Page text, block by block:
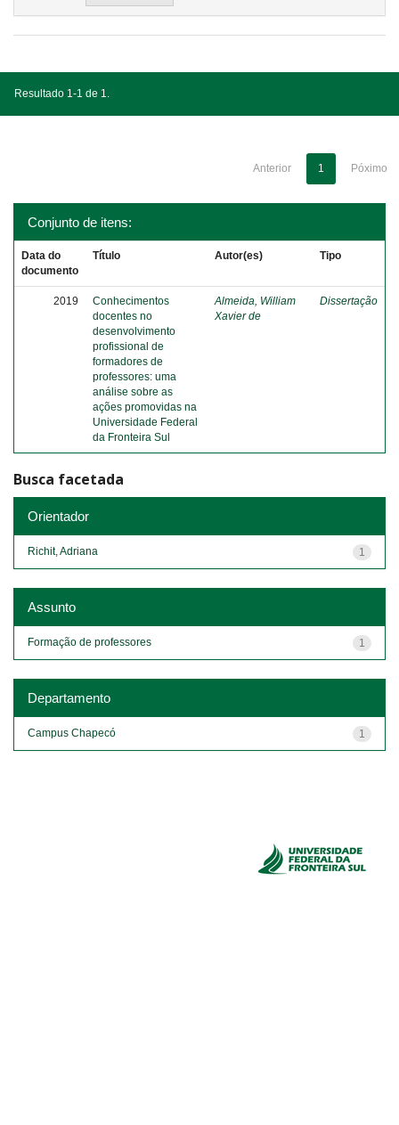
Resultado 1-1 de 1.
Anterior 1 Póximo
Conjunto de itens:
Data do
documento
Título Autor(es) Tipo
2019
Conhecimentos
docentes no
desenvolvimento
profissional de
formadores de
professores: uma
análise sobre as
ações promovidas na
Universidade Federal
da Fronteira Sul
Almeida, William
Xavier de
Dissertação
Busca facetada
Orientador
1
Richit, Adriana
Assunto
1
Formação de professores
Departamento
1
Campus Chapecó